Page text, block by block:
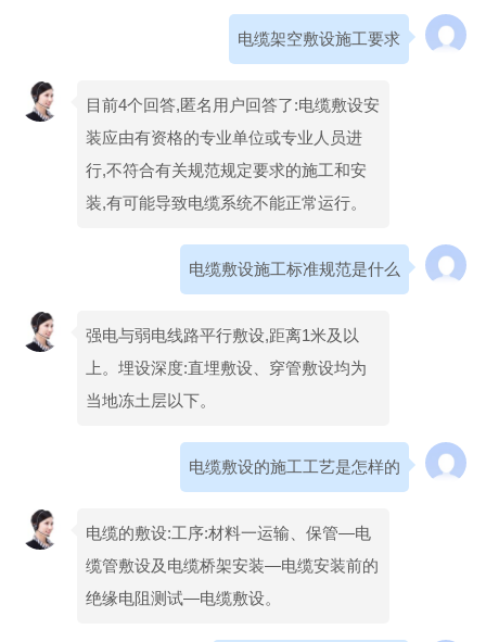
电缆架空敷设施工要求
目前4个回答,匿名用户回答了:电缆敷设安
装应由有资格的专业单位或专业人员进
行,不符合有关规范规定要求的施工和安
装,有可能导致电缆系统不能正常运行。
电缆敷设施工标准规范是什么
强电与弱电线路平行敷设,距离1米及以
上。埋设深度:直埋敷设、穿管敷设均为
当地冻土层以下。
电缆敷设的施工工艺是怎样的
电缆的敷设:工序:材料一运输、保管—电
缆管敷设及电缆桥架安装—电缆安装前的
绝缘电阻测试—电缆敷设。